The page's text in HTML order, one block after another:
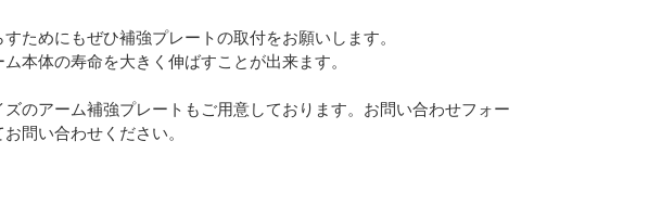
ためにもぜひ補強プレートの取付をお願いします。
本体の寿命を大きく伸ばすことが出来ます。
ズのアーム補強プレートもご用意しております。お問い合わせフォー
問い合わせください。